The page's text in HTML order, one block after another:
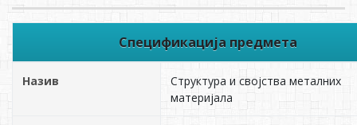
Спецификација предмета
Назив
Структура и својства металних
материјала